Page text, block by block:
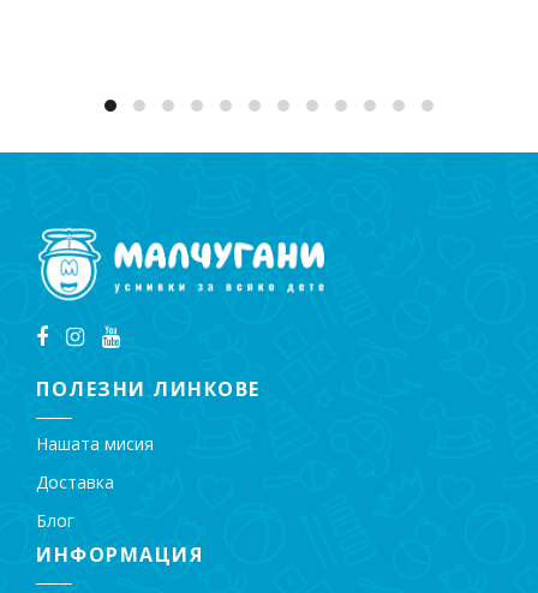
ПОЛЕЗНИ ЛИНКОВЕ
Нашата мисия
Доставка
Блог
ИНФОРМАЦИЯ